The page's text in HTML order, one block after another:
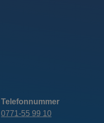
Telefonnummer
0771-55 99 10